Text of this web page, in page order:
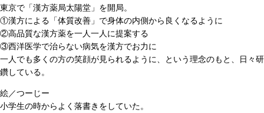
東京で「漢方薬局太陽堂」を開局。
①漢方による「体質改善」で身体の内側から良くなるように
②高品質な漢方薬を一人一人に提案する
③西洋医学で治らない病気を漢方でお力に
一人でも多くの方の笑顔が見られるように、という理念のもと、日々研
鑽している。
絵／つーじー
小学生の時からよく落書きをしていた。